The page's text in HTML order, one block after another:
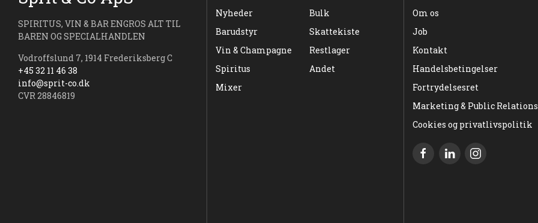
SPIRITUS, VIN & BAR ENGROS ALT TIL
BAREN OG SPECIALHANDLEN
Vodroffslund 7, 1914 Frederiksberg C
+45 32 11 46 38
info@sprit-co.dk
CVR 28846819
Nyheder
Barudstyr
Vin & Champagne
Spiritus
Mixer
Bulk
Skattekiste
Restlager
Andet
Om os
Job
Kontakt
Handelsbetingelser
Fortrydelsesret
Marketing & Public Relations
Cookies og privatlivspolitik